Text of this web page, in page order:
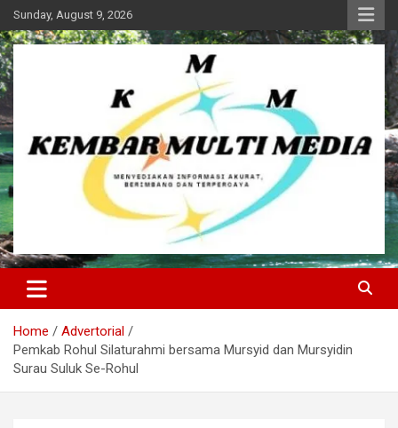
Skip
to
content
Sunday, August 9, 2026
Kembar Multi Media
Home
Advertorial
Pemkab Rohul Silaturahmi bersama Mursyid dan Mursyidin
Surau Suluk Se-Rohul